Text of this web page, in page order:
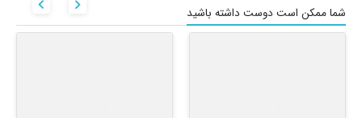
شما ممکن است دوست داشته باشید  